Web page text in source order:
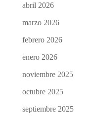
abril 2026
marzo 2026
febrero 2026
enero 2026
noviembre 2025
octubre 2025
septiembre 2025